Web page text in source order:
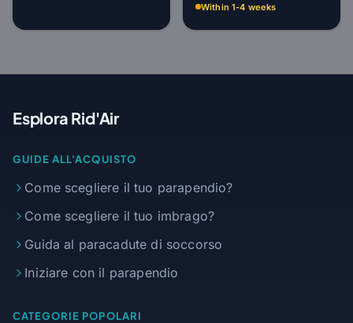
Within 1-4 weeks
Esplora Rid'Air
GUIDE ALL'ACQUISTO
Come scegliere il tuo parapendio?
Come scegliere il tuo imbrago?
Guida al paracadute di soccorso
Iniziare con il parapendio
CATEGORIE POPOLARI